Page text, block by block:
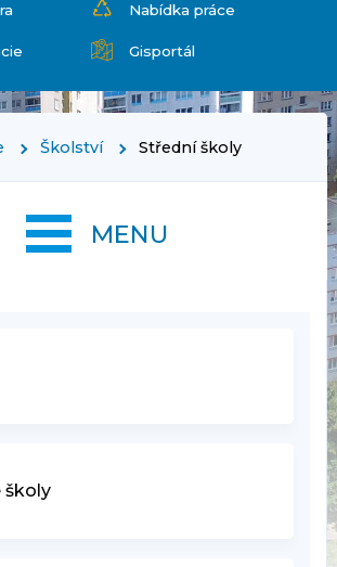
Nabídka práce
Gisportál
Školství Střední školy
školy
MENU